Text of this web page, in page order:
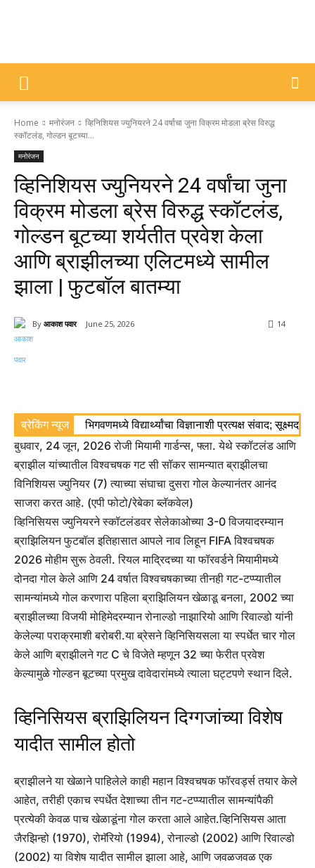
DIVYAJYOTI
SAMACHAR
Home मनोरंजन
व्हिनिशियस ज्युनियरने 24 वर्षांचा जुना विक्रम मोडला ब्रेस विरुद्ध
स्कॉटलंड, गोल्डन बूटच्या...
मनोरंजन
व्हिनिशियस ज्युनियरने 24 वर्षांचा जुना
विक्रम मोडला ब्रेस विरुद्ध स्कॉटलंड,
गोल्डन बूटच्या शर्यतीत प्रवेश केला
आणि ब्राझीलच्या एलिटमध्ये सामील
झाला | फुटबॉल बातम्या
By आकाश पवार June 25, 2026 14
ब्रेकिंग न्यूज भिगवणमध्ये विद्यार्थ्यांचा विज्ञानाशी प्रत्यक्ष संवाद;
बुधवार, 24 जून, 2026 रोजी मियामी गार्डन्स, फ्ला. येथे स्कॉटलंड आणि
ब्राझील यांच्यातील विश्वचषक गट सी सॉकर सामन्यात ब्राझीलचा
विनिशियस ज्युनियर (7) त्याच्या संघाचा दुसरा गोल केल्यानंतर आनंद
साजरा करत आहे. (एपी फोटो/रेबेका ब्लॅकवेल)
व्हिनिसियस ज्युनियरने स्कॉटलंडवर सेलेकाओच्या 3-0 विजयादरम्यान
ब्राझिलियन फुटबॉल इतिहासात आपले नाव लिहून FIFA विश्वचषक
2026 मोहीम सुरू ठेवली. रियल माद्रिदच्या या फॉरवर्डने मियामीमध्ये
दोनदा गोल केले आणि 24 वर्षात विश्वचषकाच्या तीनही गट-टप्प्यातील
सामन्यांमध्ये गोल करणारा पहिला ब्राझिलियन खेळाडू बनला, 2002 च्या
ब्राझीलच्या विजयी मोहिमेदरम्यान रोनाल्डो नाझारियो आणि रिवाल्डो यांनी
केलेल्या पराक्रमाशी बरोबरी.या ब्रेसने व्हिनिसियसला या स्पर्धेत चार गोल
केले आणि ब्राझीलने गट C चे विजेते म्हणून 32 च्या फेरीत प्रवेश
केल्यामुळे गोल्डन बूटच्या प्रमुख दावेदारांमध्ये त्याला घट्टपणे स्थान दिले.
व्हिनिसियस ब्राझिलियन दिग्गजांच्या विशेष
यादीत सामील होतो
ब्राझीलने या खेळाने पाहिलेले काही महान विश्वचषक फॉरवर्ड्स तयार केले
आहेत, तरीही एकाच स्पर्धेत देशाच्या तीन गट-टप्प्यातील सामन्यांपैकी
प्रत्येकी केवळ पाच खेळाडूंना गोल करता आले आहेत.व्हिनिसियस आता
जैरझिन्हो (1970), रोमॅरियो (1994), रोनाल्डो (2002) आणि रिवाल्डो
(2002) या विशेष यादीत सामील झाला आहे, आणि जवळजवळ एक